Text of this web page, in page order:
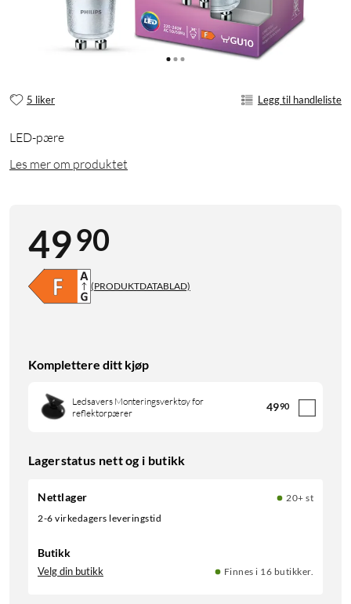
5 liker Legg til handleliste
LED-pære
Les mer om produktet
4990
(PRODUKTDATABLAD)
Komplettere ditt kjøp
Ledsavers Monteringsverktøy for
reflektorpærer
4990
Lagerstatus nett og i butikk
Nettlager
20+ st
2-6 virkedagers leveringstid
Butikk
Velg din butikk Finnes i 16 butikker.